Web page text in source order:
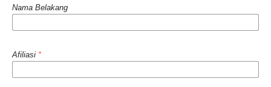
Nama Belakang
Afiliasi *